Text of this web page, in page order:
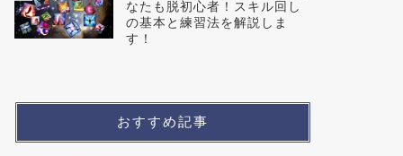
なたも脱初心者！スキル回し
の基本と練習法を解説しま
す！
おすすめ記事